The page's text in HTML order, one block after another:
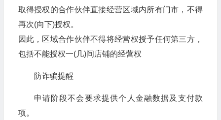
取得授权的合作伙伴直接经营区域内所有门市，不得
再次(向下)授权。
因此，区域合作伙伴不得将经营权授予任何第三方，
包括不能授权一(几)间店铺的经营权
防诈骗提醒
申请阶段不会要求提供个人金融数据及支付款
项。